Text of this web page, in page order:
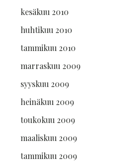
kesäkuu 2010
huhtikuu 2010
tammikuu 2010
marraskuu 2009
syyskuu 2009
heinäkuu 2009
toukokuu 2009
maaliskuu 2009
tammikuu 2009